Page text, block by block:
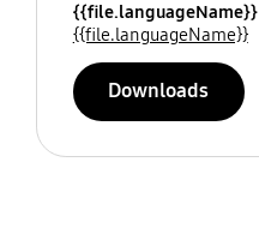
{{file.languageName}}
{{file.languageName}}
Downloads